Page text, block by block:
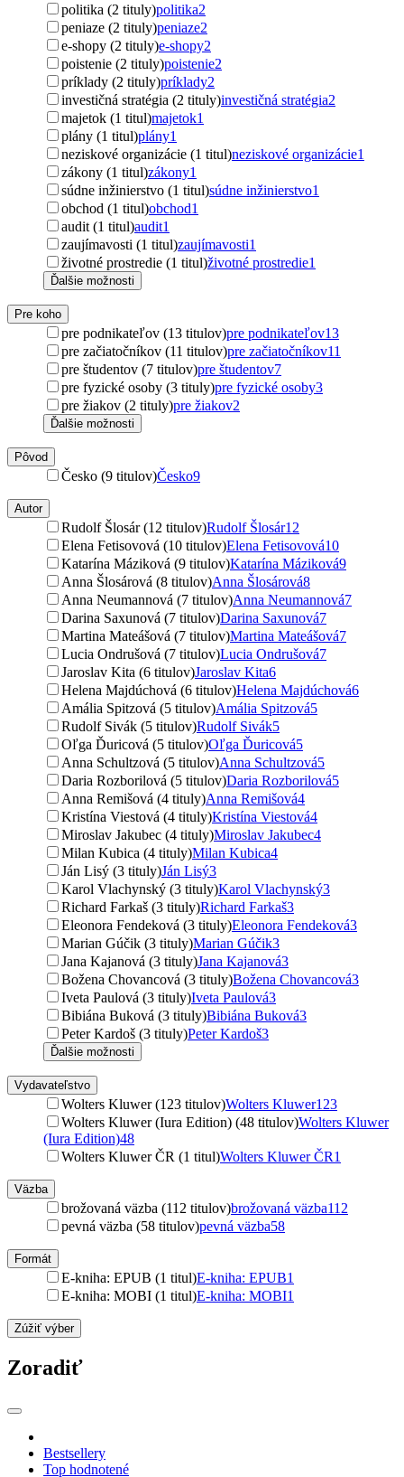
politika (2 tituly)politika2
peniaze (2 tituly)peniaze2
e-shopy (2 tituly)e-shopy2
poistenie (2 tituly)poistenie2
príklady (2 tituly)príklady2
investičná stratégia (2 tituly)investičná stratégia2
majetok (1 titul)majetok1
plány (1 titul)plány1
neziskové organizácie (1 titul)neziskové organizácie1
zákony (1 titul)zákony1
súdne inžinierstvo (1 titul)súdne inžinierstvo1
obchod (1 titul)obchod1
audit (1 titul)audit1
zaujímavosti (1 titul)zaujímavosti1
životné prostredie (1 titul)životné prostredie1
Ďalšie možnosti
Pre koho
pre podnikateľov (13 titulov)pre podnikateľov13
pre začiatočníkov (11 titulov)pre začiatočníkov11
pre študentov (7 titulov)pre študentov7
pre fyzické osoby (3 tituly)pre fyzické osoby3
pre žiakov (2 tituly)pre žiakov2
Ďalšie možnosti
Pôvod
Česko (9 titulov)Česko9
Autor
Rudolf Šlosár (12 titulov)Rudolf Šlosár12
Elena Fetisovová (10 titulov)Elena Fetisovová10
Katarína Máziková (9 titulov)Katarína Máziková9
Anna Šlosárová (8 titulov)Anna Šlosárová8
Anna Neumannová (7 titulov)Anna Neumannová7
Darina Saxunová (7 titulov)Darina Saxunová7
Martina Mateášová (7 titulov)Martina Mateášová7
Lucia Ondrušová (7 titulov)Lucia Ondrušová7
Jaroslav Kita (6 titulov)Jaroslav Kita6
Helena Majdúchová (6 titulov)Helena Majdúchová6
Amália Spitzová (5 titulov)Amália Spitzová5
Rudolf Sivák (5 titulov)Rudolf Sivák5
Oľga Ďuricová (5 titulov)Oľga Ďuricová5
Anna Schultzová (5 titulov)Anna Schultzová5
Daria Rozborilová (5 titulov)Daria Rozborilová5
Anna Remišová (4 tituly)Anna Remišová4
Kristína Viestová (4 tituly)Kristína Viestová4
Miroslav Jakubec (4 tituly)Miroslav Jakubec4
Milan Kubica (4 tituly)Milan Kubica4
Ján Lisý (3 tituly)Ján Lisý3
Karol Vlachynský (3 tituly)Karol Vlachynský3
Richard Farkaš (3 tituly)Richard Farkaš3
Eleonora Fendeková (3 tituly)Eleonora Fendeková3
Marian Gúčik (3 tituly)Marian Gúčik3
Jana Kajanová (3 tituly)Jana Kajanová3
Božena Chovancová (3 tituly)Božena Chovancová3
Iveta Paulová (3 tituly)Iveta Paulová3
Bibiána Buková (3 tituly)Bibiána Buková3
Peter Kardoš (3 tituly)Peter Kardoš3
Ďalšie možnosti
Vydavateľstvo
Wolters Kluwer (123 titulov)Wolters Kluwer123
Wolters Kluwer (Iura Edition) (48 titulov)Wolters Kluwer
(Iura Edition)48
Wolters Kluwer ČR (1 titul)Wolters Kluwer ČR1
Väzba
brožovaná väzba (112 titulov)brožovaná väzba112
pevná väzba (58 titulov)pevná väzba58
Formát
E-kniha: EPUB (1 titul)E-kniha: EPUB1
E-kniha: MOBI (1 titul)E-kniha: MOBI1
Zúžiť výber
Zoradiť
Bestsellery
Top hodnotené